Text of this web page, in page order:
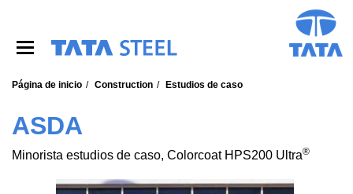
Página de inicio Construction Estudios de caso
ASDA
Minorista estudios de caso, Colorcoat HPS200 Ultra®